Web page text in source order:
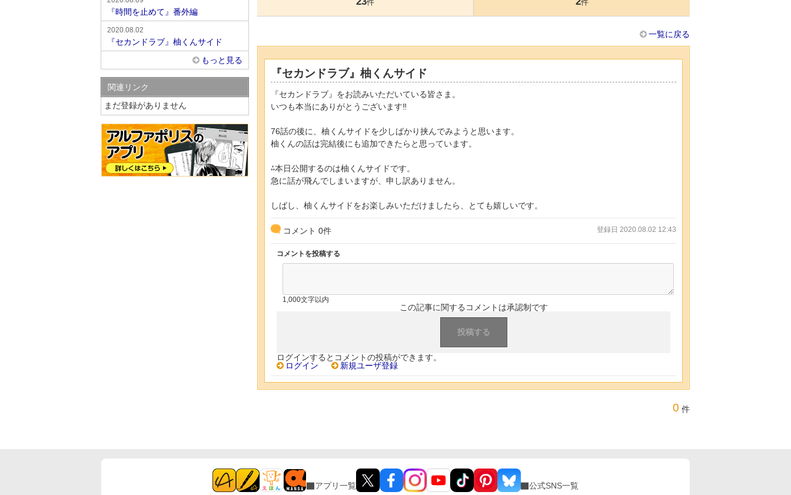
件 件
一覧に戻る
『セカンドラブ』柚くんサイド
『セカンドラブ』をお読みいただいている皆さま。
いつも本当にありがとうございます‼
76話の後に、柚くんサイドを少しばかり挟んでみようと思います。
柚くんの話は完結後にも追加できたらと思っています。
⁂本日公開するのは柚くんサイドです。
急に話が飛んでしまいますが、申し訳ありません。
しばし、柚くんサイドをお楽しみいただけましたら、とても嬉しいです。
コメント 0件 登録日 2020.08.02 12:43
コメントを投稿する
1,000文字以内
この記事に関するコメントは承認制です
ログインするとコメントの投稿ができます。
ログイン
新規ユーザ登録
0 件
『時間を止めて』番外編
2020.08.02
『セカンドラブ』柚くんサイド
もっと見る
関連リンク
まだ登録がありません
アプリ一覧 公式SNS一覧